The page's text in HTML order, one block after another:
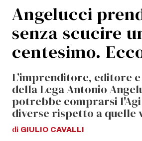
Angelucci
senza scucire
centesimo.
L’imprenditore, editore
della Lega Antonio
potrebbe comprarsi
diverse rispetto a quelle
di GIULIO CAVALLI